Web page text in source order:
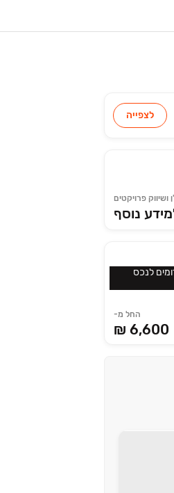
לצפייה
ושיווק פרויקטים
נוסף
החל מ-
6,600 ₪
לנכס